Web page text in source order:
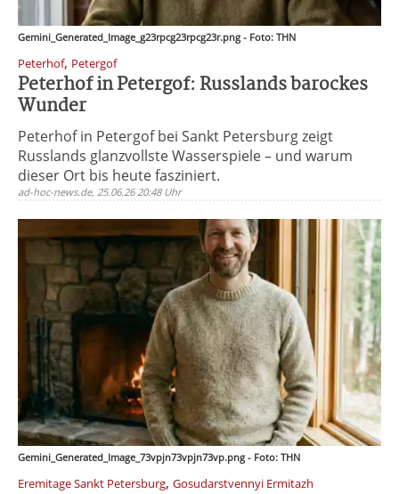
Gemini_Generated_Image_g23rpcg23rpcg23r.png - Foto: THN
Peterhof, Petergof
Peterhof in Petergof: Russlands barockes
Wunder
Peterhof in Petergof bei Sankt Petersburg zeigt
Russlands glanzvollste Wasserspiele – und warum
dieser Ort bis heute fasziniert.
ad-hoc-news.de, 25.06.26 20:48 Uhr
Gemini_Generated_Image_73vpjn73vpjn73vp.png - Foto: THN
Eremitage Sankt Petersburg, Gosudarstvennyi Ermitazh